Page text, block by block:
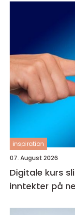
inspiration
07. August 2026
Digitale kurs slik skaper du læring og
inntekter på